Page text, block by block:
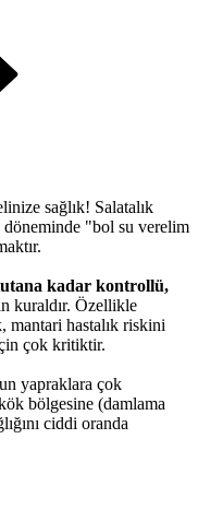
sağlık! Salatalık
"bol su verelim
kadar kontrollü,
kuraldır. Özellikle
mantari hastalık riskini
çok kritiktir.
yapraklara çok
bölgesine (damlama
ciddi oranda